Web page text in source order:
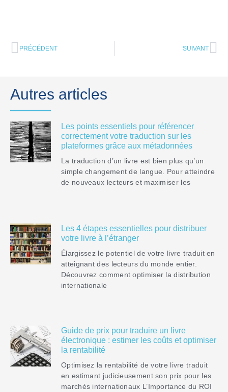
PRÉCÉDENT SUIVANT
Autres articles
Les points essentiels pour référencer
correctement votre traduction sur les
plateformes grâce aux métadonnées
La traduction d’un livre est bien plus qu’un
simple changement de langue. Pour atteindre
de nouveaux lecteurs et maximiser les
Les 4 étapes essentielles pour distribuer
votre livre à l’étranger
Élargissez le potentiel de votre livre traduit en
atteignant des lecteurs du monde entier.
Découvrez comment optimiser la distribution
internationale
Guide de prix pour traduire un livre
électronique : estimer les coûts et optimiser
la rentabilité
Optimisez la rentabilité de votre livre traduit
en estimant judicieusement son prix pour les
marchés internationaux L’Importance du ROI